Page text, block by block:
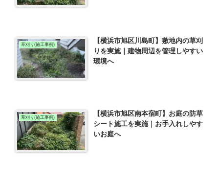
草刈り(施工事例)
【横浜市旭区川島町】敷地内の草刈
りを実施｜建物周辺を管理しやすい
環境へ
草刈り(施工事例)
【横浜市旭区南本宿町】お庭の防草
シート施工を実施｜お手入れしやす
いお庭へ